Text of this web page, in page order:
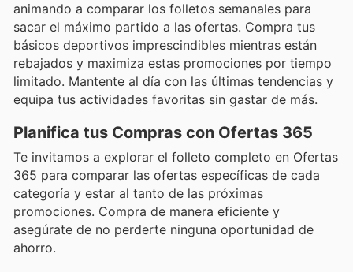
animando a comparar los folletos semanales para
sacar el máximo partido a las ofertas. Compra tus
básicos deportivos imprescindibles mientras están
rebajados y maximiza estas promociones por tiempo
limitado. Mantente al día con las últimas tendencias y
equipa tus actividades favoritas sin gastar de más.
Planifica tus Compras con Ofertas 365
Te invitamos a explorar el folleto completo en Ofertas
365 para comparar las ofertas específicas de cada
categoría y estar al tanto de las próximas
promociones. Compra de manera eficiente y
asegúrate de no perderte ninguna oportunidad de
ahorro.